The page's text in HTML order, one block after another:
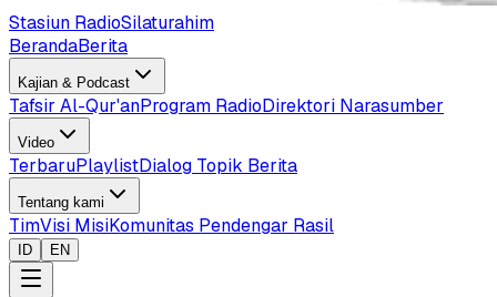
Stasiun RadioSilaturahim
BerandaBerita
Kajian & Podcast
Tafsir Al-Qur'anProgram RadioDirektori Narasumber
Video
TerbaruPlaylistDialog Topik Berita
Tentang kami
TimVisi MisiKomunitas Pendengar Rasil
ID EN